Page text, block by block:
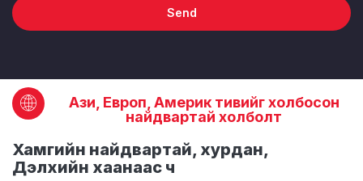
Send
Ази, Европ, Америк тивийг холбосон
найдвартай холболт
Хамгийн найдвартай, хурдан,
Дэлхийн хаанаас ч